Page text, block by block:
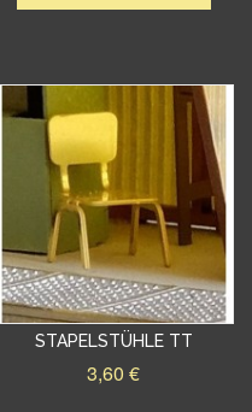
STAPELSTÜHLE TT
3,60 €